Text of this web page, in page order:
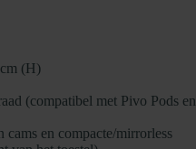
(H)
(compatibel met Pivo Pods en
cams en compacte/mirrorless